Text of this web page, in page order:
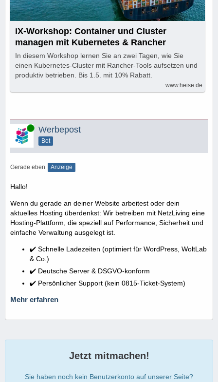
iX-Workshop: Container und Cluster
managen mit Kubernetes & Rancher
In diesem Workshop lernen Sie an zwei Tagen, wie Sie
einen Kubernetes-Cluster mit Rancher-Tools aufsetzen und
produktiv betrieben. Bis 1.5. mit 10% Rabatt.
www.heise.de
Online Werbepost
Bot
Gerade eben Anzeige
Hallo!
Wenn du gerade an deiner Website arbeitest oder dein
aktuelles Hosting überdenkst: Wir betreiben mit NetzLiving eine
Hosting-Plattform, die speziell auf Performance, Sicherheit und
einfache Verwaltung ausgelegt ist.
✔️ Schnelle Ladezeiten (optimiert für WordPress, WoltLab
& Co.)
✔️ Deutsche Server & DSGVO-konform
✔️ Persönlicher Support (kein 0815-Ticket-System)
Mehr erfahren
Jetzt mitmachen!
Sie haben noch kein Benutzerkonto auf unserer Seite?